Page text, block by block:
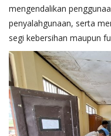
mengendalikan
penyalahgunaan, serta
segi kebersihan maupun